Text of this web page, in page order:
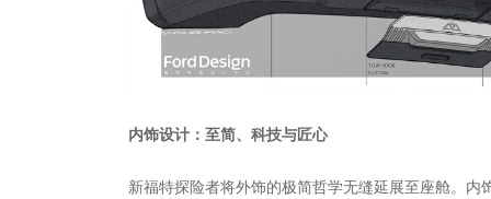
内饰设计：至简、科技与匠心
新福特探险者将外饰的极简哲学无缝延展至座舱。内